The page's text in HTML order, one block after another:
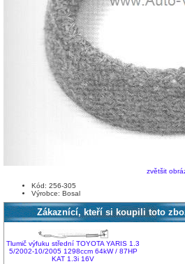
zvětšit
Kód: 256-305
Výrobce: Bosal
Zákaznící, kteří si koupili toto
Tlumič výfuku střední TOYOTA YARIS 1.3
5/2002-10/2005 1298ccm 64kW / 87HP
KAT 1.3i 16V